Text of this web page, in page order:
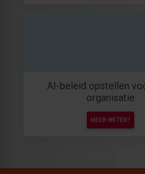
AI-beleid opstellen
organisatie
MEER WETEN?